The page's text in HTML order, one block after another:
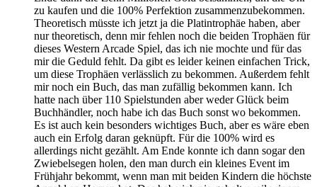
zu kaufen und die 100% Perfektion zusammenzubekommen.
Theoretisch müsste ich jetzt ja die Platintrophäe haben, aber
nur theoretisch, denn mir fehlen noch die beiden Trophäen für
dieses Western Arcade Spiel, das ich nie mochte und für das
mir die Geduld fehlt. Da gibt es leider keinen einfachen Trick,
um diese Trophäen verlässlich zu bekommen. Außerdem fehlt
mir noch ein Buch, das man zufällig bekommen kann. Ich
hatte nach über 110 Spielstunden aber weder Glück beim
Buchhändler, noch habe ich das Buch sonst wo bekommen.
Es ist auch kein besonders wichtiges Buch, aber es wäre eben
auch ein Erfolg daran geknüpft. Für die 100% wird es
allerdings nicht gezählt. Am Ende konnte ich dann sogar den
Zwiebelsegen holen, den man durch ein kleines Event im
Frühjahr bekommt, wenn man mit beiden Kindern die höchste